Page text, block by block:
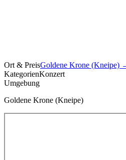
Ort & PreisGoldene Krone (Kneipe)
KategorienKonzert
Umgebung
Goldene Krone (Kneipe)